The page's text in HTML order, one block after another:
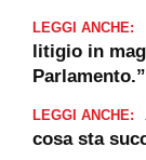
LEGGI ANCHE:
litigio in
Parlamento.”
LEGGI ANCHE:
cosa sta